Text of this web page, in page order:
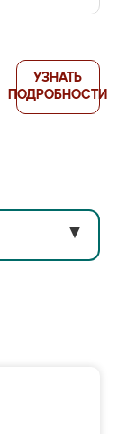
УЗНАТЬ
ПОДРОБНОСТИ
▼